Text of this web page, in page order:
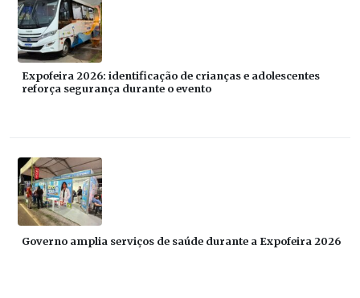
Expofeira 2026: identificação de crianças e adolescentes
reforça segurança durante o evento
Governo amplia serviços de saúde durante a Expofeira 2026